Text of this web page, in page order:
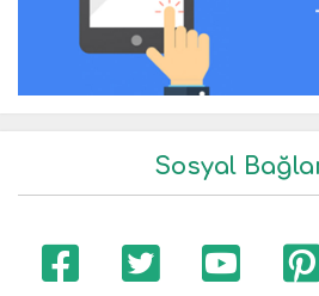
Sosyal